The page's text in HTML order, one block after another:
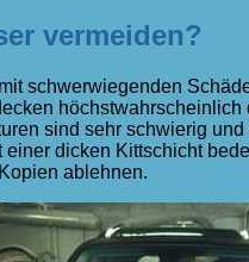
vermeiden?
schwerwiegenden
sind sehr schwierig
dicken Kittschicht
ablehnen.